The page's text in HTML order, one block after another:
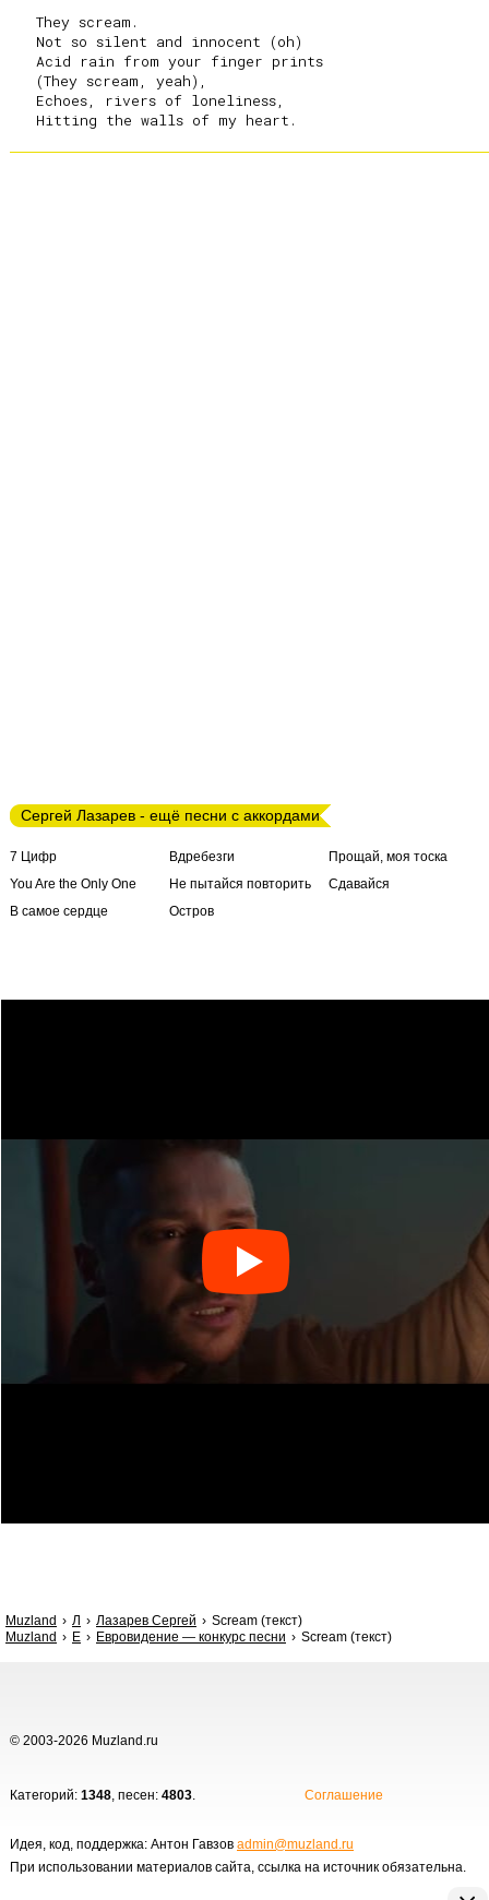
Сергей Лазарев - ещё песни с аккордами
7 Цифр
You Are the Only One
В самое сердце
Вдребезги
Не пытайся повторить
Остров
Прощай, моя тоска
Сдавайся
Muzland Л Лазарев Сергей
Scream (текст)
Muzland
Е Евровидение — конкурс песни Scream (текст)
© 2003-2026 Muzland.ru
Категорий: 1348, песен: 4803. Соглашение
Идея, код, поддержка: Антон Гавзов admin@muzland.ru
При использовании материалов сайта, ссылка на источник обязательна.